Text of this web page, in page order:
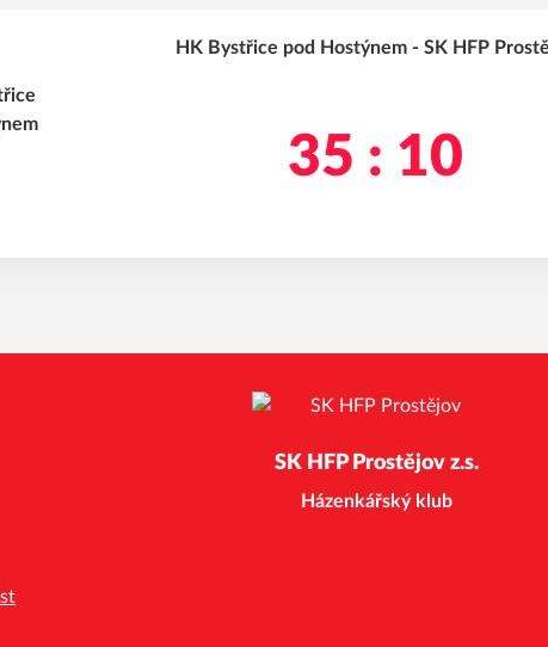
HK Bystřice pod Hostýnem - SK HFP
35 : 10
SK HFP Prostějov z.s.
Házenkářský klub